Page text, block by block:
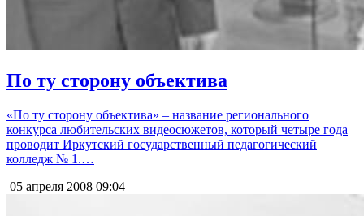
По ту сторону объектива
«По ту сторону объектива» – название регионального
конкурса любительских видеосюжетов, который четыре года
проводит Иркутский государственный педагогический
колледж № 1.…
05 апреля 2008 09:04